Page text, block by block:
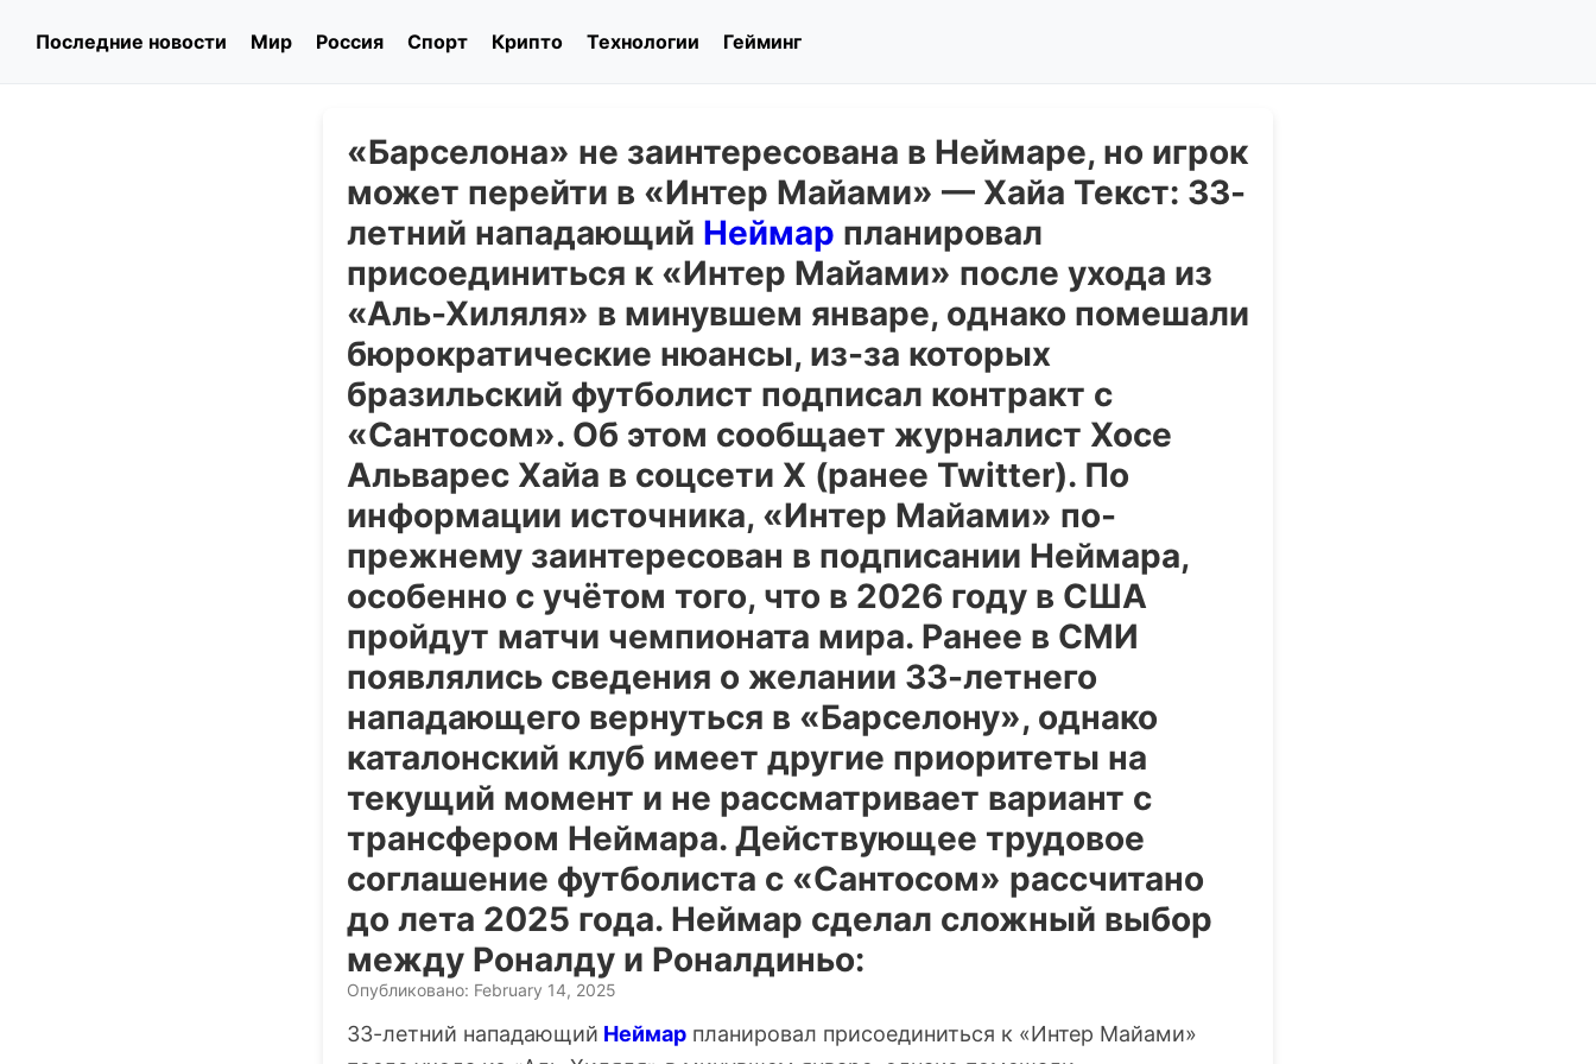
Последние новости Мир Россия Спорт Крипто Технологии Гейминг
«Барселона» не заинтересована в Неймаре, но игрок
может перейти в «Интер Майами» — Хайа Текст: 33-
летний нападающий Неймар планировал
присоединиться к «Интер Майами» после ухода из
«Аль-Хиляля» в минувшем январе, однако помешали
бюрократические нюансы, из-за которых
бразильский футболист подписал контракт с
«Сантосом». Об этом сообщает журналист Хосе
Альварес Хайа в соцсети Х (ранее Twitter). По
информации источника, «Интер Майами» по-
прежнему заинтересован в подписании Неймара,
особенно с учётом того, что в 2026 году в США
пройдут матчи чемпионата мира. Ранее в СМИ
появлялись сведения о желании 33-летнего
нападающего вернуться в «Барселону», однако
каталонский клуб имеет другие приоритеты на
текущий момент и не рассматривает вариант с
трансфером Неймара. Действующее трудовое
соглашение футболиста с «Сантосом» рассчитано
до лета 2025 года. Неймар сделал сложный выбор
между Роналду и Роналдиньо:
Опубликовано: February 14, 2025
33-летний нападающий Неймар планировал присоединиться к «Интер Майами»